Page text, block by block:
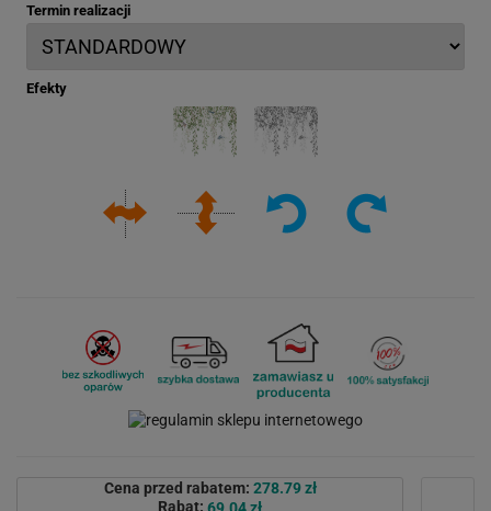
Termin realizacji
Efekty
Cena przed rabatem: 278.79 zł
Rabat: 69.04 zł